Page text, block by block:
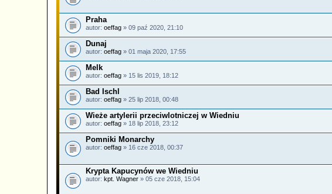
Praha
autor: oeffag » 09 paź 2020, 21:10
Dunaj
autor: oeffag » 01 maja 2020, 17:55
Melk
autor: oeffag » 15 lis 2019, 18:12
Bad Ischl
autor: oeffag » 25 lip 2018, 00:48
Wieże artylerii przeciwlotniczej w Wiedniu
autor: oeffag » 18 lip 2018, 23:12
Pomniki Monarchy
autor: oeffag » 16 cze 2018, 00:37
Krypta Kapucynów we Wiedniu
autor: kpt. Wagner » 05 cze 2018, 15:04